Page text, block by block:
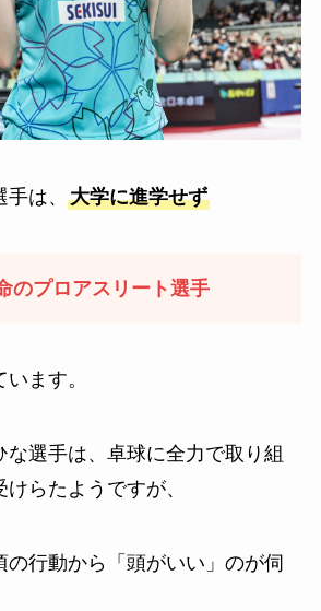
は、 大学に進学せず
のプロアスリート選手
ます。
な選手は、卓球に全力で取り組
らたようですが、
の行動から「頭がいい」のが伺